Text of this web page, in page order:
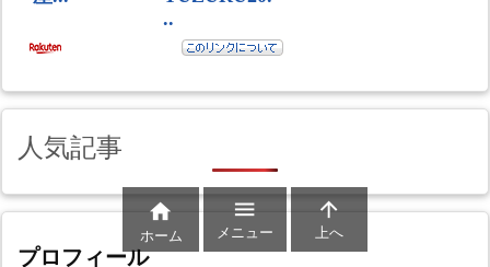
人気記事
プロフィール

ホーム

メニュー

上へ